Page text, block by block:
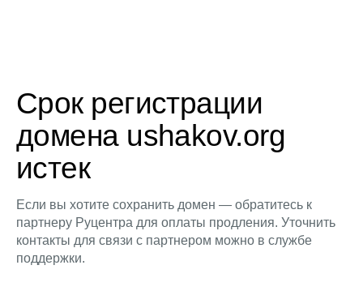
Срок регистрации
домена ushakov.org
истек
Если вы хотите сохранить домен — обратитесь к
партнеру Руцентра для оплаты продления. Уточнить
контакты для связи с партнером можно в службе
поддержки.